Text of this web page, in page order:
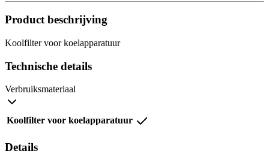
Product beschrijving
Koolfilter voor koelapparatuur
Technische details
Verbruiksmateriaal
Koolfilter voor koelapparatuur
Details